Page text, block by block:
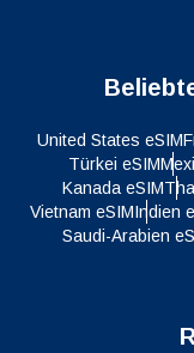
United States eSIM
Türkei eSIM
Kanada eSIM
Vietnam eSIMIndien
Saudi-Arabien